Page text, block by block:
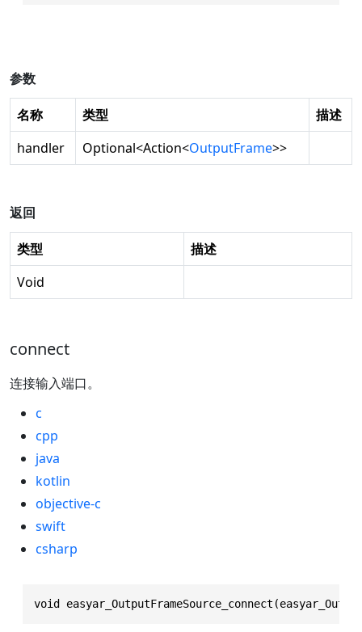
参数
名称 类型
描述
handler
Optional<Action<OutputFrame>>
返回
类型
描述
Void
connect
连接输入端口。
c
cpp
java
kotlin
objective-c
swift
csharp
void